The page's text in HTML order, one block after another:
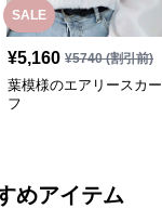
SALE
¥5,160 ¥5740(割引前)
葉模様のエアリースカー
フ
めアイテム